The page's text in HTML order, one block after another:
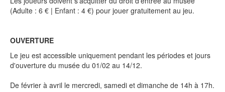
(Adulte : 6 € | Enfant : 4 €) pour jouer gratuitement au jeu.
OUVERTURE
Le jeu est accessible uniquement pendant les périodes et jours
d'ouverture du musée du 01/02 au 14/12.
De février à avril le mercredi, samedi et dimanche de 14h à 17h.